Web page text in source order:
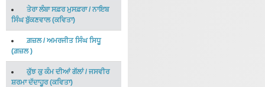
ਤੇਰਾ ਲੰਬਾ ਸਫ਼ਰ ਮੁਸਫ਼ਰਾ/ਨਾਇਬ
ਸਿੰਘ ਬੁੱਕਣਵਾਲ(ਕਵਿਤਾ)
ਗ਼ਜ਼ਲ/ਅਮਰਜੀਤ ਸਿੰਘ ਸਿਧੂ
(ਗ਼ਜ਼ਲ)
ਕੁੱਝ ਕੁ ਕੰਮ ਦੀਆਂ ਗੱਲਾਂ/ ਜਸਵੀਰ
ਸ਼ਰਮਾ ਦੱਦਾਹੂਰ(ਕਵਿਤਾ)